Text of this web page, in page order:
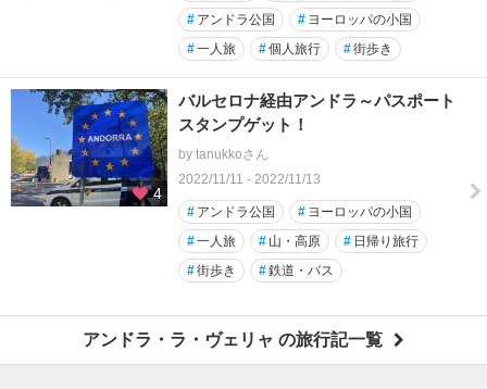
# アンドラ公国 # ヨーロッパの小国
#一人旅 #個人旅行 #街歩き
4
バルセロナ経由アンドラ～パスポート
スタンプゲット！
by tanukkoさん
2022/11/11 - 2022/11/13
# アンドラ公国 # ヨーロッパの小国
#一人旅 # 山・高原 # 日帰り旅行
#街歩き #鉄道・バス
アンドラ・ラ・ヴェリャ の旅行記一覧